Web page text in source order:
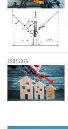
23.03.2026
23.03.2026